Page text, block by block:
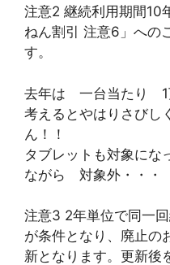
注意2 継続利用期間10
ねん割引 注意6」への
す。
去年は 一台当たり 1
考えるとやはりさびし
ん！！
タブレットも対象に
ながら 対象外・・・
注意3 2年単位で同一
が条件となり、廃止の
新となります。更新後